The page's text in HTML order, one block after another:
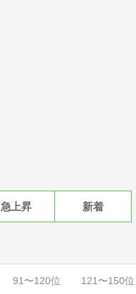
急上昇 新着
91〜120位 121〜150位